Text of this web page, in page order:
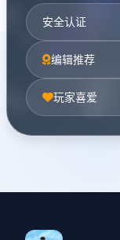
安全认证
编辑推荐
玩家喜爱